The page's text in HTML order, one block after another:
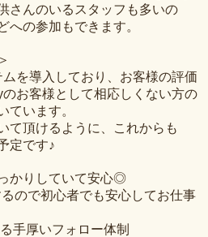
さんのいるスタッフも多いの
への参加もできます。
を導入しており、お客様の評価
お客様として相応しくない方の
ています。
て頂けるように、これからも
定です♪
かりしていて安心◎
ので初心者でも安心してお仕事
手厚いフォロー体制